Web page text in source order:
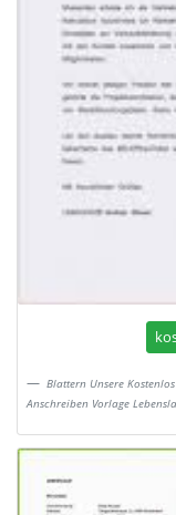
Blattern Unsere
Anschreiben Vorlage